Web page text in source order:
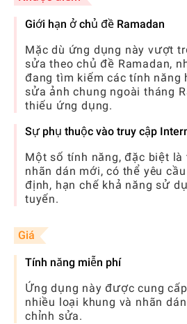
Giới hạn ở chủ đề Ramadan
Mặc dù ứng dụng này vượt
sửa theo chủ đề Ramadan,
đang tìm kiếm các tính năng
sửa ảnh chung ngoài tháng
thiếu ứng dụng.
Sự phụ thuộc vào truy cập
Một số tính năng, đặc biệt là
nhãn dán mới, có thể yêu
định, hạn chế khả năng sử
tuyến.
Giá
Tính năng miễn phí
Ứng dụng này được cung
nhiều loại khung và nhãn
chỉnh sửa.